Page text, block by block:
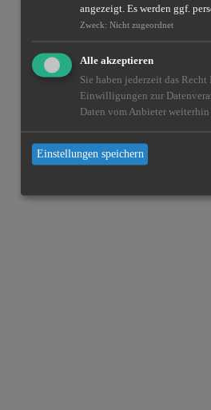
angezeigt. Es werden ggf.
Zweck: Nicht zugeordnet
Alle akzeptieren
Sie haben jederzeit das
Einwilligungen zur
Daten vom Anbieter weiterhin
Einstellungen speichern